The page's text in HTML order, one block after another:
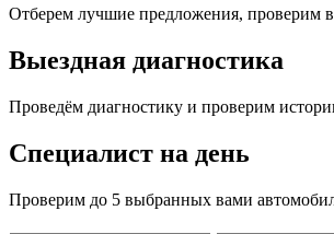
Отберем лучшие предложения, проверим
Выездная диагностика
Проведём диагностику и проверим
Специалист на день
Проверим до 5 выбранных вами